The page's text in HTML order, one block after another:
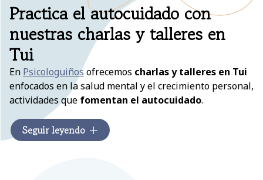
Practica el autocuidado con
nuestras charlas y talleres en
Tui
En Psicologuiños ofrecemos charlas y talleres en Tui
enfocados en la salud mental y el crecimiento personal,
actividades que fomentan el autocuidado.
El autocuidado mantiene una buena salud mental y
emocional, implicadedicar tiempo y atención
Seguir leyendo